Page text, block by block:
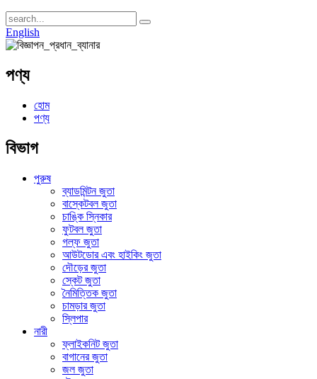
English
পণ্য
হোম
পণ্য
বিভাগ
পুরুষ
ব্যাডমিন্টন জুতা
বাস্কেটবল জুতা
চাঙ্কি স্নিকার
ফুটবল জুতা
গল্ফ জুতা
আউটডোর এবং হাইকিং জুতা
দৌড়ের জুতা
স্কেট জুতা
নৈমিত্তিক জুতা
চামড়ার জুতা
স্লিপার
নারী
ফ্লাইকনিট জুতা
বাগানের জুতা
জল জুতা